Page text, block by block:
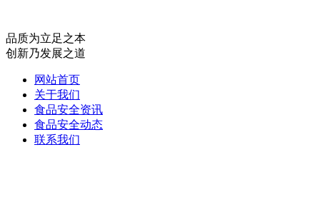
品质为立足之本
创新乃发展之道
网站首页
关于我们
食品安全资讯
食品安全动态
联系我们